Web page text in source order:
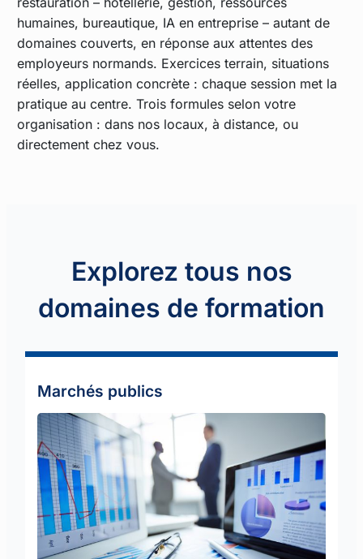
humaines, bureautique, IA en entreprise – autant de
domaines couverts, en réponse aux attentes des
employeurs normands. Exercices terrain, situations
réelles, application concrète : chaque session met la
pratique au centre. Trois formules selon votre
organisation : dans nos locaux, à distance, ou
directement chez vous.
Explorez tous nos
domaines de formation
Marchés publics